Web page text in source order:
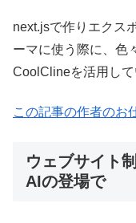
next.jsで作りエクス
ーマに使う際に、色
CoolClineを活用して
この記事の作者のお
ウェブサイト
AIの登場で